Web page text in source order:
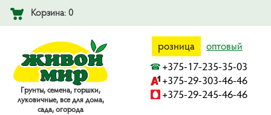
Корзина: 0
Гpyнты, ceмeнa, гopшки,
лyкoвичныe, вce для дoмa,
caдa, oгopoдa
розница оптовый
+375-17-235-35-03
+375-29-303-46-46
+375-29-245-46-46